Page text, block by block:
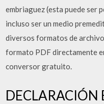
embriaguez (esta puede ser
incluso ser un medio
diversos formatos de
formato PDF directamente
conversor gratuito.